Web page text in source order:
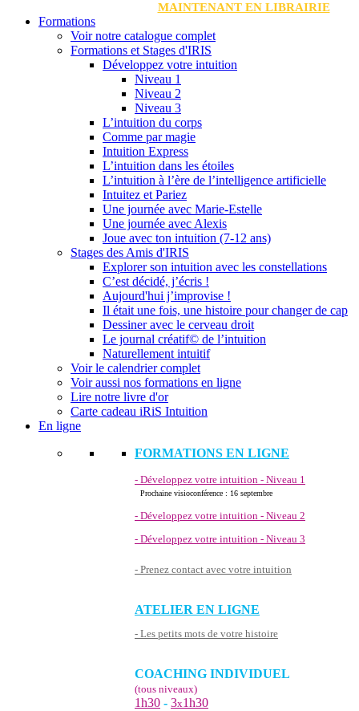
MAINTENANT EN LIBRAIRIE
Formations
Voir notre catalogue complet
Formations et Stages d'IRIS
Développez votre intuition
Niveau 1
Niveau 2
Niveau 3
L’intuition du corps
Comme par magie
Intuition Express
L’intuition dans les étoiles
L’intuition à l’ère de l’intelligence artificielle
Intuitez et Pariez
Une journée avec Marie-Estelle
Une journée avec Alexis
Joue avec ton intuition (7-12 ans)
Stages des Amis d'IRIS
Explorer son intuition avec les constellations
C’est décidé, j’écris !
Aujourd'hui j’improvise !
Il était une fois, une histoire pour changer de cap
Dessiner avec le cerveau droit
Le journal créatif© de l’intuition
Naturellement intuitif
Voir le calendrier complet
Voir aussi nos formations en ligne
Lire notre livre d'or
Carte cadeau iRiS Intuition
En ligne
FORMATIONS EN LIGNE
- Développez votre intuition - Niveau 1
Prochaine visioconférence : 16 septembre
- Développez votre intuition - Niveau 2
- Développez votre intuition - Niveau 3
- Prenez contact avec votre intuition
ATELIER EN LIGNE
- Les petits mots de votre histoire
COACHING INDIVIDUEL
(tous niveaux)
1h30 - 3x1h30